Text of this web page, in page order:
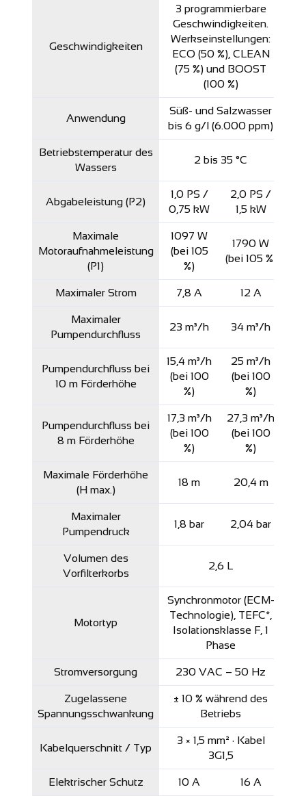
Geschwindigkeiten
3 programmierbare
Geschwindigkeiten.
Werkseinstellungen:
ECO (50 %), CLEAN
(75 %) und BOOST
(100 %)
Anwendung
Süß- und Salzwasser
bis 6 g/l (6.000 ppm)
Betriebstemperatur des
Wassers
2 bis 35 °C
Abgabeleistung (P2)
1,0 PS /
0,75 kW
2,0 PS /
1,5 kW
Maximale
Motoraufnahmeleistung
(P1)
1097 W
(bei 105
%)
1790 W
(bei 105 %)
Maximaler Strom 7,8 A 12 A
Maximaler
Pumpendurchfluss
23 m³/h 34 m³/h
Pumpendurchfluss bei
10 m Förderhöhe
15,4 m³/h
(bei 100
%)
25 m³/h
(bei 100
%)
Pumpendurchfluss bei
8 m Förderhöhe
17,3 m³/h
(bei 100
%)
27,3 m³/h
(bei 100
%)
Maximale Förderhöhe
(H max.)
18 m 20,4 m
Maximaler
Pumpendruck
1,8 bar 2,04 bar
Volumen des
Vorfilterkorbs
2,6 L
Motortyp
Synchronmotor (ECM-
Technologie), TEFC*,
Isolationsklasse F, 1
Phase
Stromversorgung 230 VAC – 50 Hz
Zugelassene
Spannungsschwankung
± 10 % während des
Betriebs
Kabelquerschnitt / Typ
3 × 1,5 mm² · Kabel
3G1,5
Elektrischer Schutz 10 A 16 A